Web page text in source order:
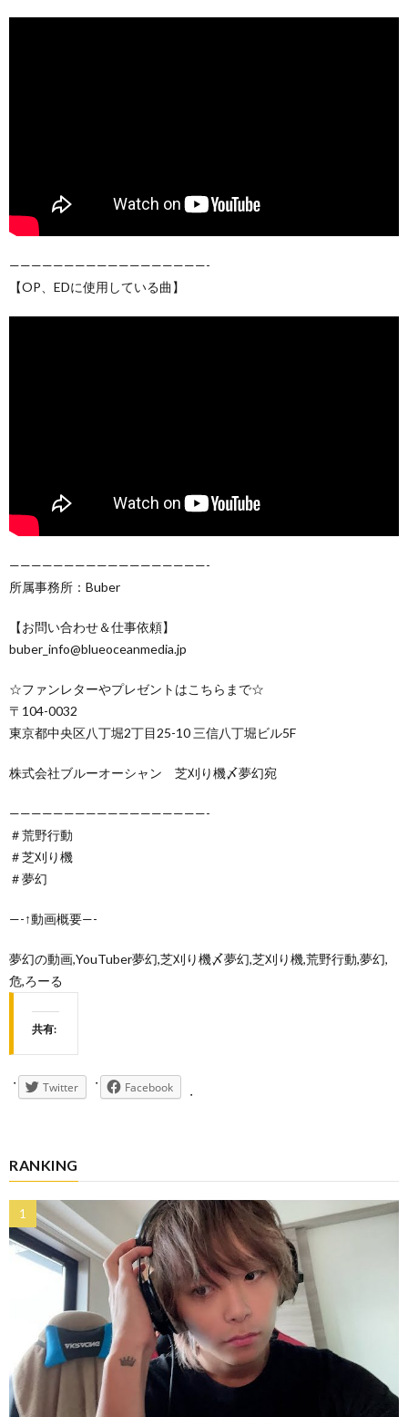
——————————————————-
【OP、EDに使用している曲】
——————————————————-
所属事務所：Buber
【お問い合わせ＆仕事依頼】
buber_info@blueoceanmedia.jp
☆ファンレターやプレゼントはこちらまで☆
〒104-0032
東京都中央区八丁堀2丁目25-10 三信八丁堀ビル5F
株式会社ブルーオーシャン 芝刈り機〆夢幻宛
——————————————————-
＃荒野行動
＃芝刈り機
＃夢幻
—-↑動画概要—-
夢幻の動画,YouTuber夢幻,芝刈り機〆夢幻,芝刈り機,荒野行動,夢幻,
危,ろーる
共有:
Twitter Facebook
RANKING